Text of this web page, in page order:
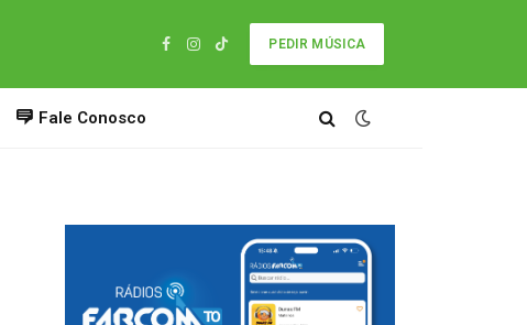
Facebook
Instagram
TikTok
PEDIR MÚSICA
Fale Conosco